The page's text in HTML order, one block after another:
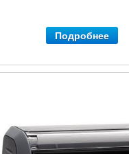
Подробнее